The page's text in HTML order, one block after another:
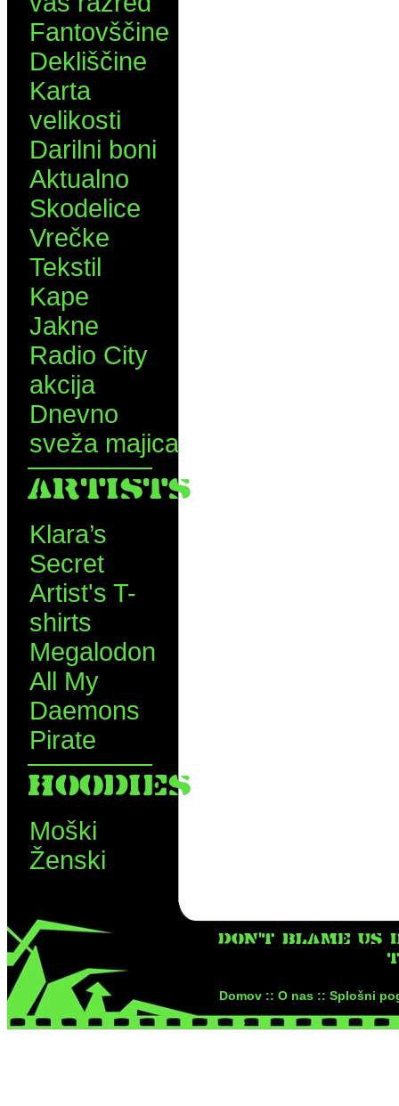
Fantovščine
Dekliščine
Karta
velikosti
Darilni boni
Aktualno
Skodelice
Vrečke
Tekstil
Kape
Jakne
Radio City
akcija
Dnevno
sveža majica
ARTISTS
Klara’s
Secret
Artist's T-
shirts
Megalodon
All My
Daemons
Pirate
HOODIES
Moški
Ženski
DON'T BLAME US
Domov :: O nas :: Splošni